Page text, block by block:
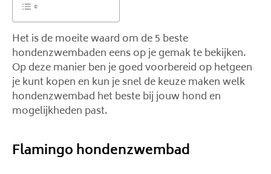
Het is de moeite waard om de 5 beste
hondenzwembaden eens op je gemak te bekijken.
Op deze manier ben je goed voorbereid op hetgeen
je kunt kopen en kun je snel de keuze maken welk
hondenzwembad het beste bij jouw hond en
mogelijkheden past.
Flamingo hondenzwembad